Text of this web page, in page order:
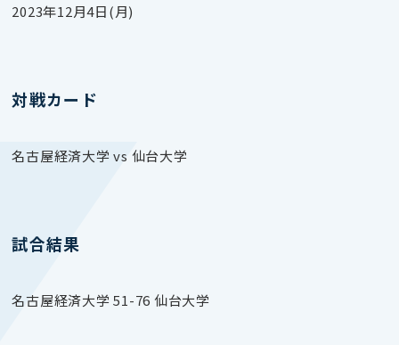
2023年12月4日(月)
対戦カード
名古屋経済大学 vs 仙台大学
試合結果
名古屋経済大学 51-76 仙台大学